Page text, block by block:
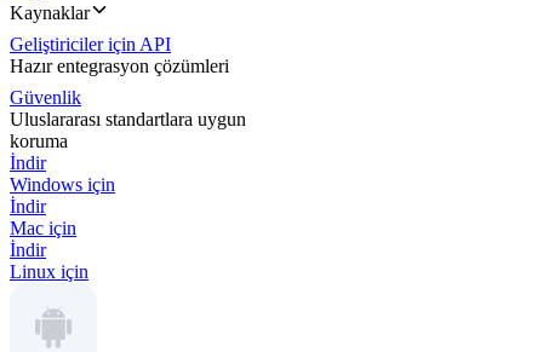
Kaynaklar
Geliştiriciler için API
Hazır entegrasyon çözümleri
Güvenlik
Uluslararası standartlara uygun
koruma
İndir
Windows için
İndir
Mac için
İndir
Linux için